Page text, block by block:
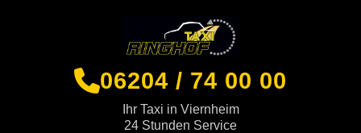
06204 / 74 00 00
Ihr Taxi in Viernheim
24 Stunden Service